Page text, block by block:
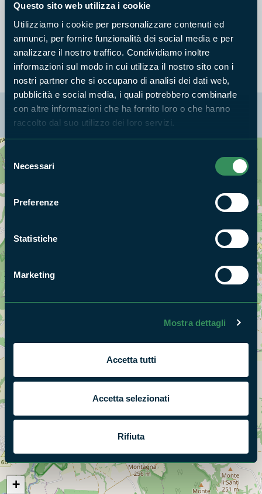
Questo sito web utilizza i cookie
Utilizziamo i cookie per personalizzare contenuti ed
annunci, per fornire funzionalità dei social media e per
analizzare il nostro traffico. Condividiamo inoltre
informazioni sul modo in cui utilizza il nostro sito con i
nostri partner che si occupano di analisi dei dati web,
pubblicità e social media, i quali potrebbero combinarle
con altre informazioni che ha fornito loro o che hanno
raccolto dal suo utilizzo dei loro servizi.
del
consenso
Necessari
Preferenze
Statistiche
Marketing
Mostra dettagli
Accetta tutti
Accetta selezionati
Rifiuta
La passerella tra le due sponde del Treja a Monte Gelato è
stata montata dai Guardiaparco ed è nuovamente fruibile
La mappa di Parchilazio.it
+
Cerca nella mappa